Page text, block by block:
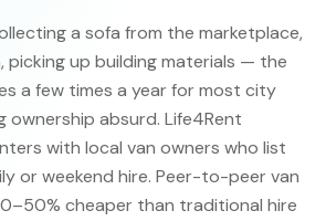
a sofa from the marketplace,
picking up building materials — the
a few times a year for most city
ownership absurd. Life4Rent
with local van owners who list
or weekend hire. Peer-to-peer van
cheaper than traditional hire